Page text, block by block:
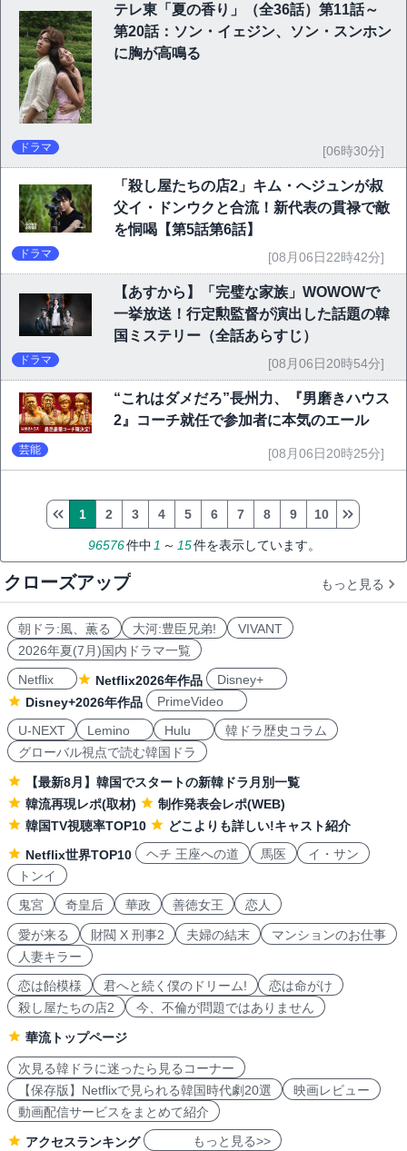
テレ東「夏の香り」（全36話）第11話～
第20話：ソン・イェジン、ソン・スンホン
に胸が高鳴る
ドラマ [06時30分]
「殺し屋たちの店2」キム・へジュンが叔
父イ・ドンウクと合流！新代表の貫禄で敵
を恫喝【第5話第6話】
ドラマ [08月06日22時42分]
【あすから】「完璧な家族」WOWOWで
一挙放送！行定勲監督が演出した話題の韓
国ミステリー（全話あらすじ）
ドラマ [08月06日20時54分]
“これはダメだろ”長州力、『男磨きハウス
2』コーチ就任で参加者に本気のエール
芸能 [08月06日20時25分]
96576件中 1 ～ 15件を表示しています。
1 2 3 4 5 6 7 8 9 10
クローズアップ もっと見る
朝ドラ:風、薫る 大河:豊臣兄弟!
VIVANT
2026年夏(7月)国内ドラマ一覧
Netflix
Netflix2026年作品
Disney+
Disney+2026年作品
PrimeVideo
U-NEXT
Lemino Hulu
韓ドラ歴史コラム
グローバル視点で読む韓国ドラ
【最新8月】韓国でスタートの新韓ドラ月別一覧
韓流再現レポ(取材)
制作発表会レポ(WEB)
韓国TV視聴率TOP10
どこよりも詳しい!キャスト紹介
Netflix世界TOP10
ヘチ 王座への道 馬医
イ・サン
トンイ
鬼宮
奇皇后 華政 善徳女王 恋人
愛が来る 財閥 X 刑事2 夫婦の結末
マンションのお仕事
人妻キラー
恋は飴模様
君へと続く僕のドリーム!
恋は命がけ
殺し屋たちの店2
今、不倫が問題ではありません
華流トップページ
次見る韓ドラに迷ったら見るコーナー
【保存版】Netflixで見られる韓国時代劇20選
映画レビュー
動画配信サービスをまとめて紹介
アクセスランキング もっと見る>>